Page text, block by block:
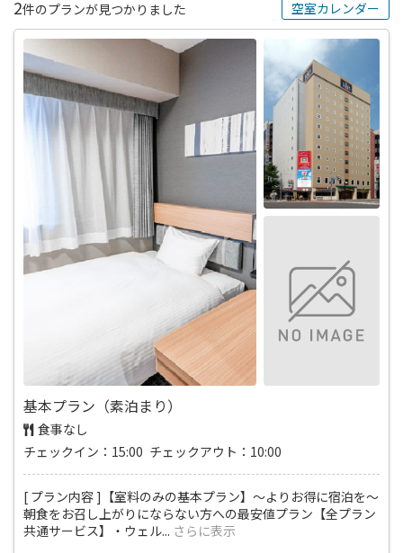
2件のプランが見つかりました 空室カレンダー
基本プラン（素泊まり）
食事なし
チェックイン：15:00 チェックアウト：10:00
[ プラン内容 ]【室料のみの基本プラン】～よりお得に宿泊を～
朝食をお召し上がりにならない方への最安値プラン【全プラン
共通サービス】・ウェル... さらに表示